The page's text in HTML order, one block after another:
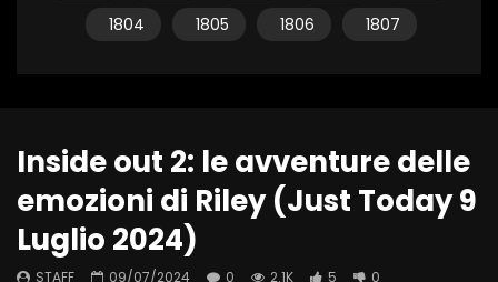
1804
1805 1806 1807
Inside out 2: le avventure delle
emozioni di Riley (Just Today 9
Luglio 2024)
STAFF 09/07/2024 0 2.1K 5 0